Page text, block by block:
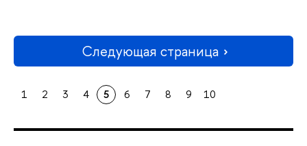
Следующая страница
1 2 3 4 5 6 7 8 9 10